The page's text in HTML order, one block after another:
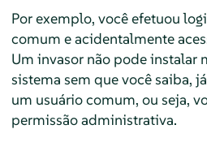
Por exemplo, você efetuou
comum e acidentalmente
Um invasor não pode instalar
sistema sem que você saiba,
um usuário comum, ou seja,
permissão administrativa.